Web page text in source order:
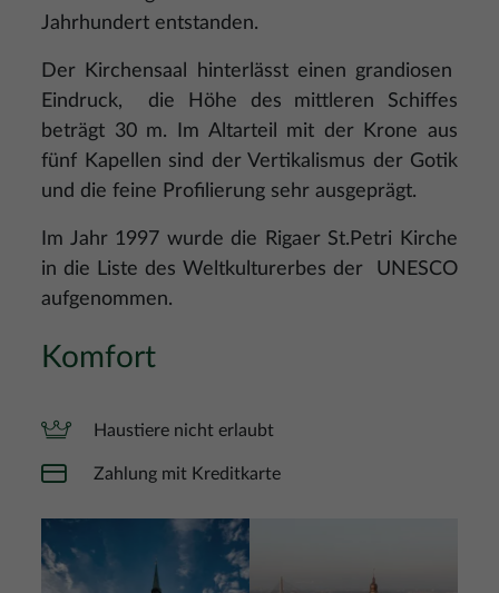
Jahrhundert entstanden.
Der Kirchensaal hinterlässt einen grandiosen
Eindruck, die Höhe des mittleren Schiffes
beträgt 30 m. Im Altarteil mit der Krone aus
fünf Kapellen sind der Vertikalismus der Gotik
und die feine Profilierung sehr ausgeprägt.
Im Jahr 1997 wurde die Rigaer St.Petri Kirche
in die Liste des Weltkulturerbes der UNESCO
aufgenommen.
Komfort
Haustiere nicht erlaubt
Zahlung mit Kreditkarte
Bild